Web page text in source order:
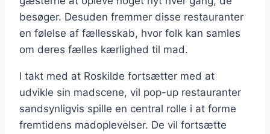
besøger. Desuden fremmer disse restauranter
en følelse af fællesskab, hvor folk kan samles
om deres fælles kærlighed til mad.
I takt med at Roskilde fortsætter med at
udvikle sin madscene, vil pop-up restauranter
sandsynligvis spille en central rolle i at forme
fremtidens madoplevelser. De vil fortsætte